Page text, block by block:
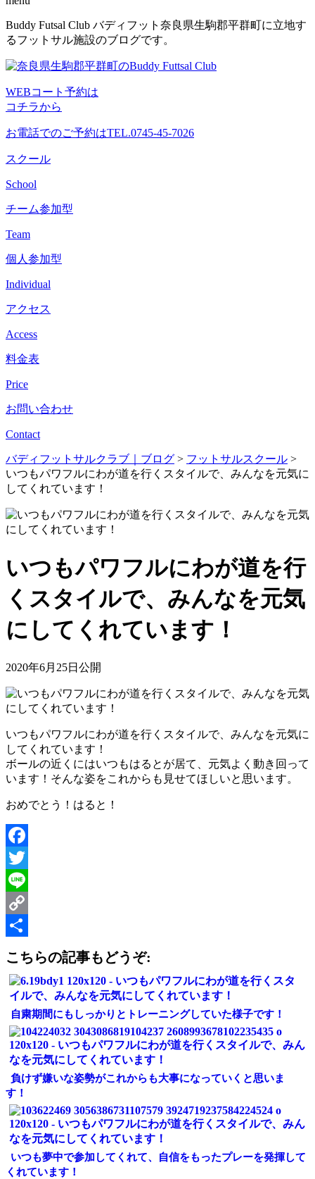
コ
ン
ン
へ
ス
キ
ッ
プ
Buddy Futsal Club バディフット奈良県生駒郡平群町に立地す
るフットサル施設のブログです。
WEBコート予約は
コチラから
お電話でのご予約はTEL.0745-45-7026
スクール
School
チーム参加型
Team
個人参加型
Individual
アクセス
Access
料金表
Price
お問い合わせ
Contact
バディフットサルクラブ｜ブログ > フットサルスクール >
いつもパワフルにわが道を行くスタイルで、みんなを元気に
してくれています！
いつもパワフルにわが道を行
くスタイルで、みんなを元気
にしてくれています！
2020年6月25日公開
いつもパワフルにわが道を行くスタイルで、みんなを元気に
してくれています！
ボールの近くにはいつもはるとが居て、元気よく動き回って
います！そんな姿をこれからも見せてほしいと思います。
おめでとう！はると！
Facebook
Twitter
Line
Copy
こちらの記事もどうぞ:
自粛期間にもしっかりとトレーニングしていた様子です！
負けず嫌いな姿勢がこれからも大事になっていくと思いま
す！
いつも夢中で参加してくれて、自信をもったプレーを発揮して
くれています！